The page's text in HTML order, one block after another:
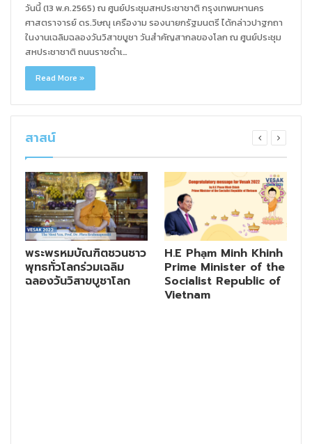
วันนี้ (13 พ.ค.2565) ณ ศูนย์ประชุมสหประชาชาติ กรุงเทพมหานคร
ศาสตราจารย์ ดร.วิษณุ เครืองาม รองนายกรัฐมนตรี ได้กล่าวปาฐกถา
ในงานเฉลิมฉลองวันวิสาขบูชา วันสำคัญสากลของโลก ณ ศูนย์ประชุม
สหประชาชาติ ถนนราชดำเ…
Read More »
สาสน์
พระพรหมบัณฑิตชวนชาว
พุทธทั่วโลกร่วมเฉลิม
ฉลองวันวิสาขบูชาโลก
H.E Phạm Minh Khinh
Prime Minister of the
Socialist Republic of
Vietnam